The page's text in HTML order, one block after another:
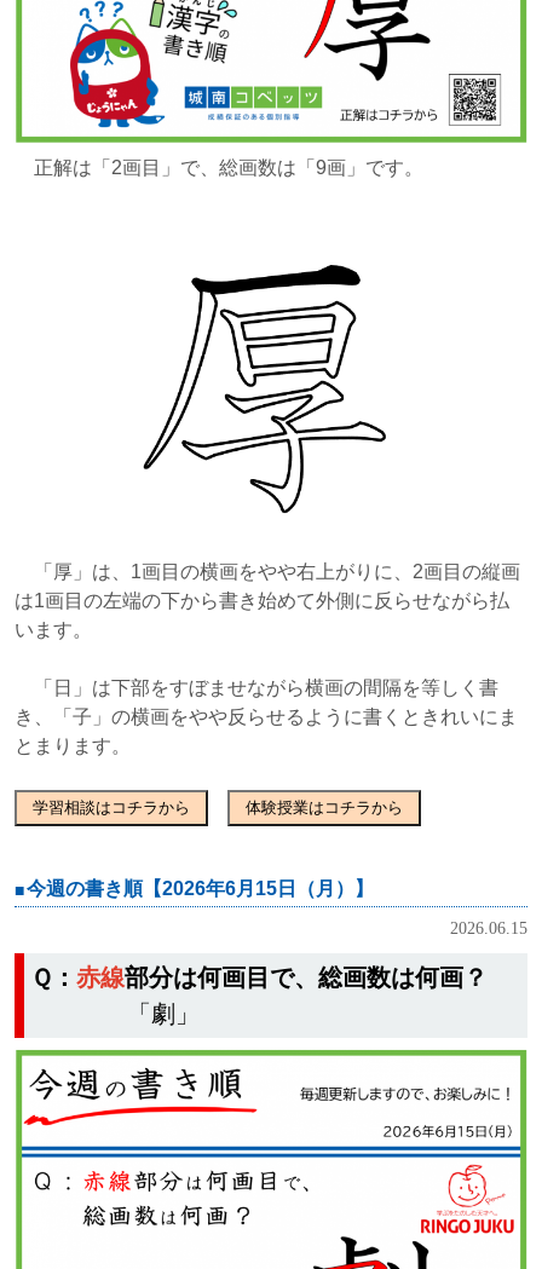
正解は 「2画目」で、総画数は「9画」です。
「厚」は、1画目の横画をやや右上がりに、2画目の縦画
は1画目の左端の下から書き始めて外側に反らせながら払
います。
「日」は下部をすぼませながら横画の間隔を等しく書
き、「子」の横画をやや反らせるように書くときれいにま
とまります。
学習相談はコチラから 体験授業はコチラから
今週の書き順【2026年6月15日（月）】
2026.06.15
Ｑ： 赤線部分は何画目で、総画数は何画？
「劇」